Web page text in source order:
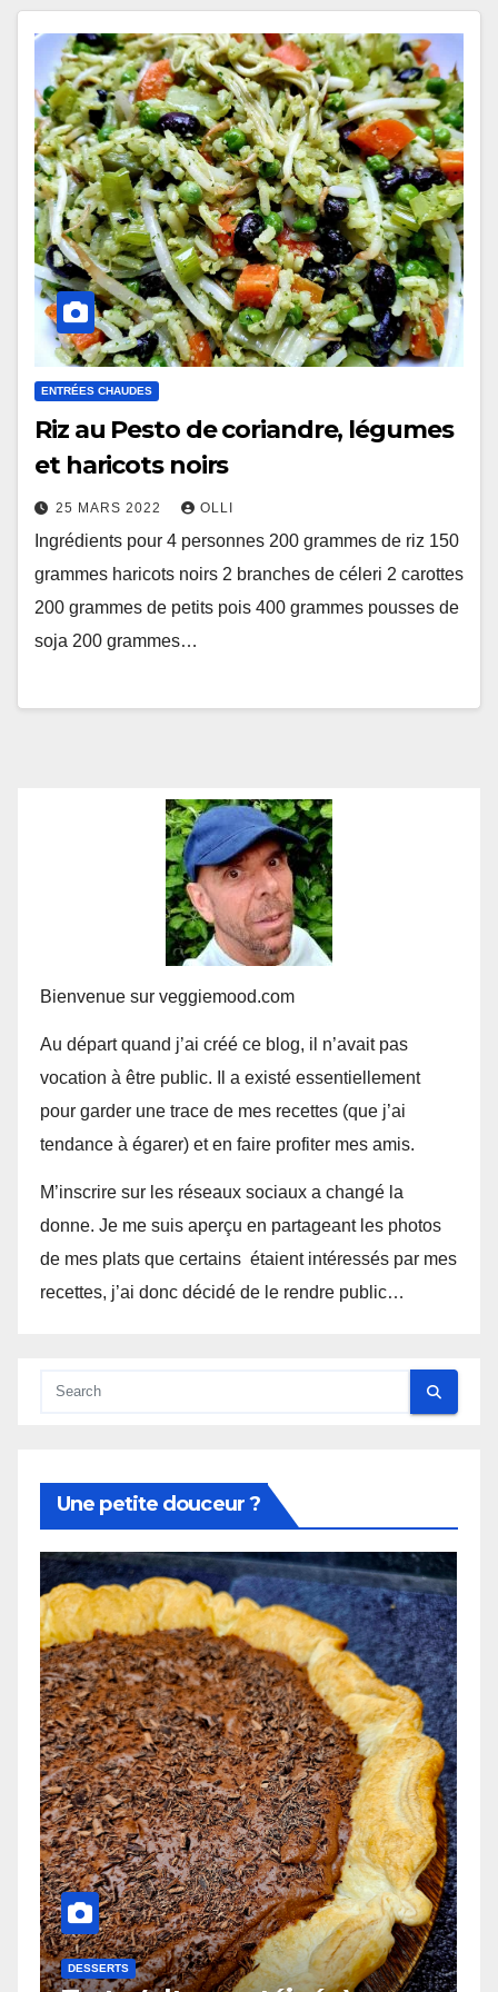
ENTRÉES CHAUDES
Riz au Pesto de coriandre, légumes
et haricots noirs
25 MARS 2022 OLLI
Ingrédients pour 4 personnes 200 grammes de riz 150
grammes haricots noirs 2 branches de céleri 2 carottes
200 grammes de petits pois 400 grammes pousses de
soja 200 grammes…
Bienvenue sur veggiemood.com
Au départ quand j’ai créé ce blog, il n’avait pas
vocation à être public. Il a existé essentiellement
pour garder une trace de mes recettes (que j’ai
tendance à égarer) et en faire profiter mes amis.
M’inscrire sur les réseaux sociaux a changé la
donne. Je me suis aperçu en partageant les photos
de mes plats que certains étaient intéressés par mes
recettes, j’ai donc décidé de le rendre public…
Une petite douceur ?
DESSERTS